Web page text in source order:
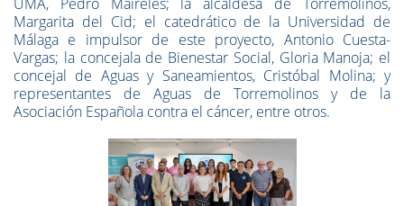
Margarita del Cid; el catedrático de la Universidad de
Málaga e impulsor de este proyecto, Antonio Cuesta-
Vargas; la concejala de Bienestar Social, Gloria Manoja; el
concejal de Aguas y Saneamientos, Cristóbal Molina; y
representantes de Aguas de Torremolinos y de la
Asociación Española contra el cáncer, entre otros.